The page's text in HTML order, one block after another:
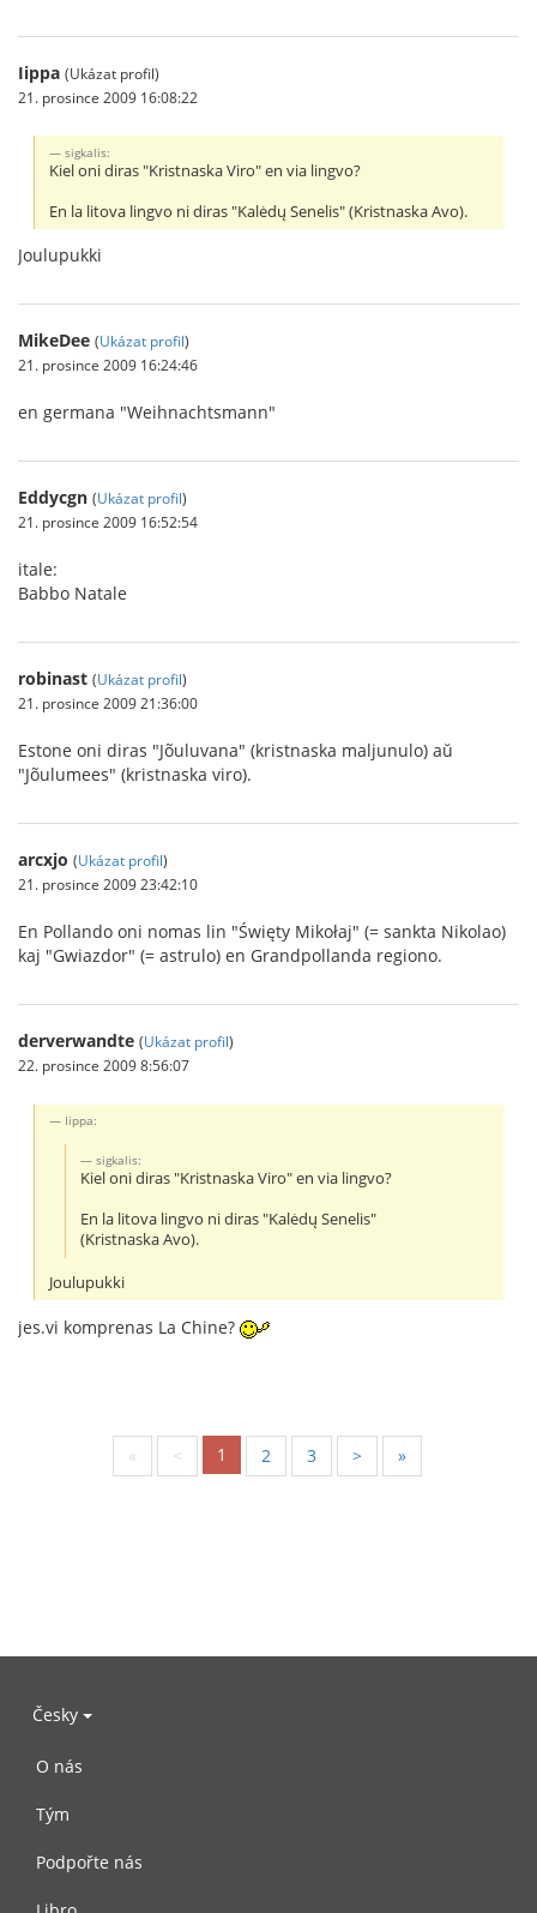
Iippa (Ukázat profil)
21. prosince 2009 16:08:22
sigkalis:
Kiel oni diras "Kristnaska Viro" en via lingvo?
En la litova lingvo ni diras "Kalėdų Senelis" (Kristnaska Avo).
Joulupukki
MikeDee (Ukázat profil)
21. prosince 2009 16:24:46
en germana "Weihnachtsmann"
Eddycgn (Ukázat profil)
21. prosince 2009 16:52:54
itale:
Babbo Natale
robinast (Ukázat profil)
21. prosince 2009 21:36:00
Estone oni diras "Jõuluvana" (kristnaska maljunulo) aŭ
"Jõulumees" (kristnaska viro).
arcxjo (Ukázat profil)
21. prosince 2009 23:42:10
En Pollando oni nomas lin "Święty Mikołaj" (= sankta Nikolao)
kaj "Gwiazdor" (= astrulo) en Grandpollanda regiono.
derverwandte (Ukázat profil)
22. prosince 2009 8:56:07
Iippa:
sigkalis:
Kiel oni diras "Kristnaska Viro" en via lingvo?
En la litova lingvo ni diras "Kalėdų Senelis"
(Kristnaska Avo).
Joulupukki
jes.vi komprenas La Chine?
« < 1 2 3 > »
Česky
O nás
Tým
Podpořte nás